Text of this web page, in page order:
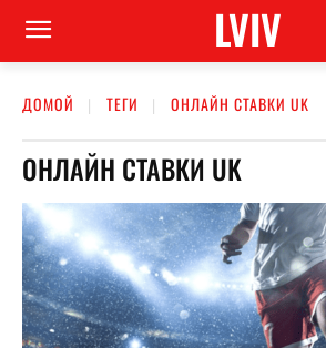
LVIV
ДОМОЙ ТЕГИ ОНЛАЙН СТАВКИ UK
ОНЛАЙН СТАВКИ UK